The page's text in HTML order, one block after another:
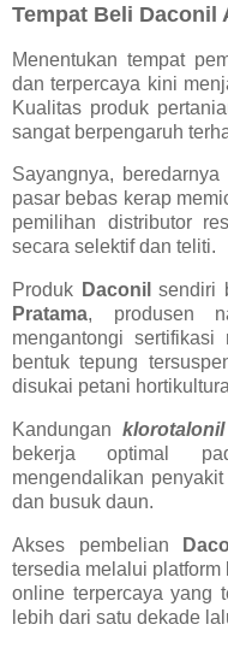
Tempat Beli Daconil
Menentukan tempat
dan terpercaya kini
Kualitas produk
sangat berpengaruh
Sayangnya,
pasar bebas kerap
pemilihan distributor
secara selektif dan teliti.
Produk Daconilsendiri
Pratama, produsen
mengantongi
bentuk tepung
disukai petani
Kandungan
bekerja optimal
mengendalikan
dan busuk daun.
Akses pembelian
tersedia melalui platform
online terpercaya yang
lebih dari satu dekade